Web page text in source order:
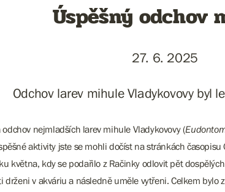
Úspěšný odchov
27. 6. 2025
Odchov larev mihule Vladykovovy byl
nejmladších larev mihule Vladykovovy (
aktivity jste se mohli dočíst na stránkách
května, kdy se podařilo z Račinky odlovit pět
v akváriu a následně uměle vytřeni. Celkem